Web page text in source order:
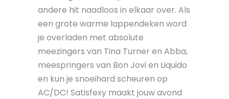
andere hit naadloos in elkaar over. Als
een grote warme lappendeken word
je overladen met absolute
meezingers van Tina Turner en Abba,
meespringers van Bon Jovi en Liquido
en kun je snoeihard scheuren op
AC/DC! Satisfexy maakt jouw avond